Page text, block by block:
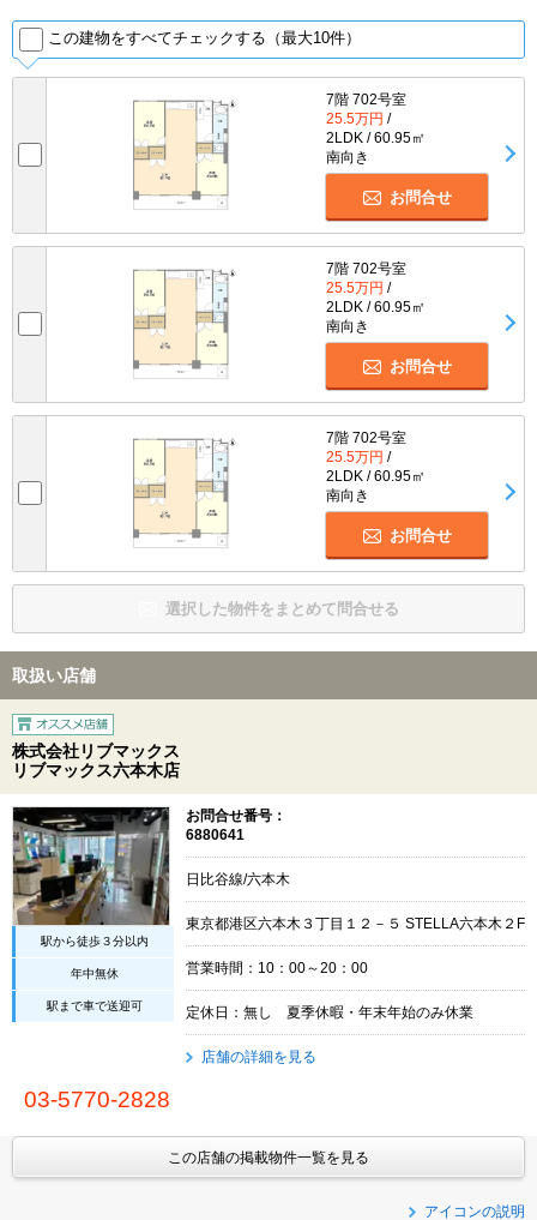
この建物をすべてチェックする（最大10件）
7階 702号室
25.5万円 /
2LDK / 60.95㎡
南向き
お問合せ
7階 702号室
25.5万円 /
2LDK / 60.95㎡
南向き
お問合せ
7階 702号室
25.5万円 /
2LDK / 60.95㎡
南向き
お問合せ
選択した物件をまとめて問合せる
取扱い店舗
株式会社リブマックス
リブマックス六本木店
駅から徒歩３分以内
年中無休
駅まで車で送迎可
お問合せ番号：
6880641
日比谷線/六本木
東京都港区六本木３丁目１２－５ STELLA六本木２F
営業時間：10：00～20：00
定休日：無し 夏季休暇・年末年始のみ休業
店舗の詳細を見る
03-5770-2828
この店舗の掲載物件一覧を見る
アイコンの説明